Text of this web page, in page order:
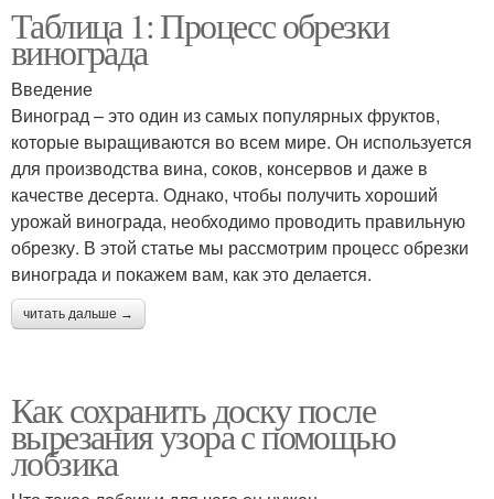
Таблица 1: Процесс обрезки
винограда
Введение
Виноград – это один из самых популярных фруктов,
которые выращиваются во всем мире. Он используется
для производства вина, соков, консервов и даже в
качестве десерта. Однако, чтобы получить хороший
урожай винограда, необходимо проводить правильную
обрезку. В этой статье мы рассмотрим процесс обрезки
винограда и покажем вам, как это делается.
читать дальше →
Как сохранить доску после
вырезания узора с помощью
лобзика